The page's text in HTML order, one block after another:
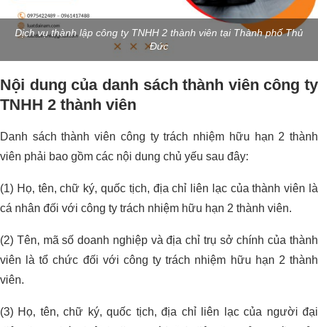
Dịch vụ thành lập công ty TNHH 2 thành viên tại Thành phố Thủ
Đức
Nội dung của danh sách thành viên công ty
TNHH 2 thành viên
Danh sách thành viên công ty trách nhiệm hữu hạn 2 thành
viên phải bao gồm các nội dung chủ yếu sau đây:
(1) Họ, tên, chữ ký, quốc tịch, địa chỉ liên lạc của thành viên là
cá nhân đối với công ty trách nhiệm hữu hạn 2 thành viên.
(2) Tên, mã số doanh nghiệp và địa chỉ trụ sở chính của thành
viên là tổ chức đối với công ty trách nhiệm hữu hạn 2 thành
viên.
(3) Họ, tên, chữ ký, quốc tịch, địa chỉ liên lạc của người đại